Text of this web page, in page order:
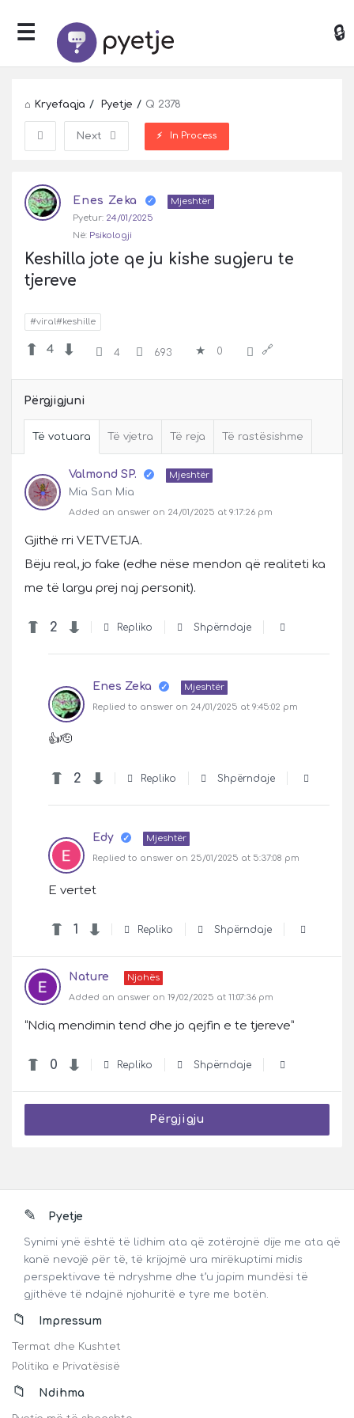
Kryefaqja / Pyetje / Q 2378
Next In Process
Pyetje
Latest
Enes Zeka
Mjeshtër
Pyetur: 24/01/2025
Në: Psikologji
Keshilla jote qe ju kishe sugjeru te
tjereve
#viral#keshille
4 4 693 0
Përgjigjuni
Të votuara Të vjetra Të reja Të rastësishme
Valmond SP. Mjeshtër
Mia San Mia
Added an answer on 24/01/2025 at 9:17:26 pm
Gjithë rri VETVETJA.
Bëju real, jo fake (edhe nëse mendon që realiteti ka
me të largu prej naj personit).
2 Repliko Shpërndaje
Enes Zeka
Mjeshtër
Replied to answer on 24/01/2025 at 9:45:02 pm
👍🫡
2 Repliko Shpërndaje
Edy
Mjeshtër
Replied to answer on 25/01/2025 at 5:37:08 pm
E vertet
1 Repliko Shpërndaje
Nature
Njohës
Added an answer on 19/02/2025 at 11:07:36 pm
“Ndiq mendimin tend dhe jo qejfin e te tjereve”
0 Repliko Shpërndaje
Përgjigju
FooterPyetje
Synimi ynë është të lidhim ata që zotërojnë dije me ata që
kanë nevojë për të, të krijojmë ura mirëkuptimi midis
perspektivave të ndryshme dhe t’u japim mundësi të
gjithëve të ndajnë njohuritë e tyre me botën.
Impressum
Termat dhe Kushtet
Politika e Privatësisë
Ndihma